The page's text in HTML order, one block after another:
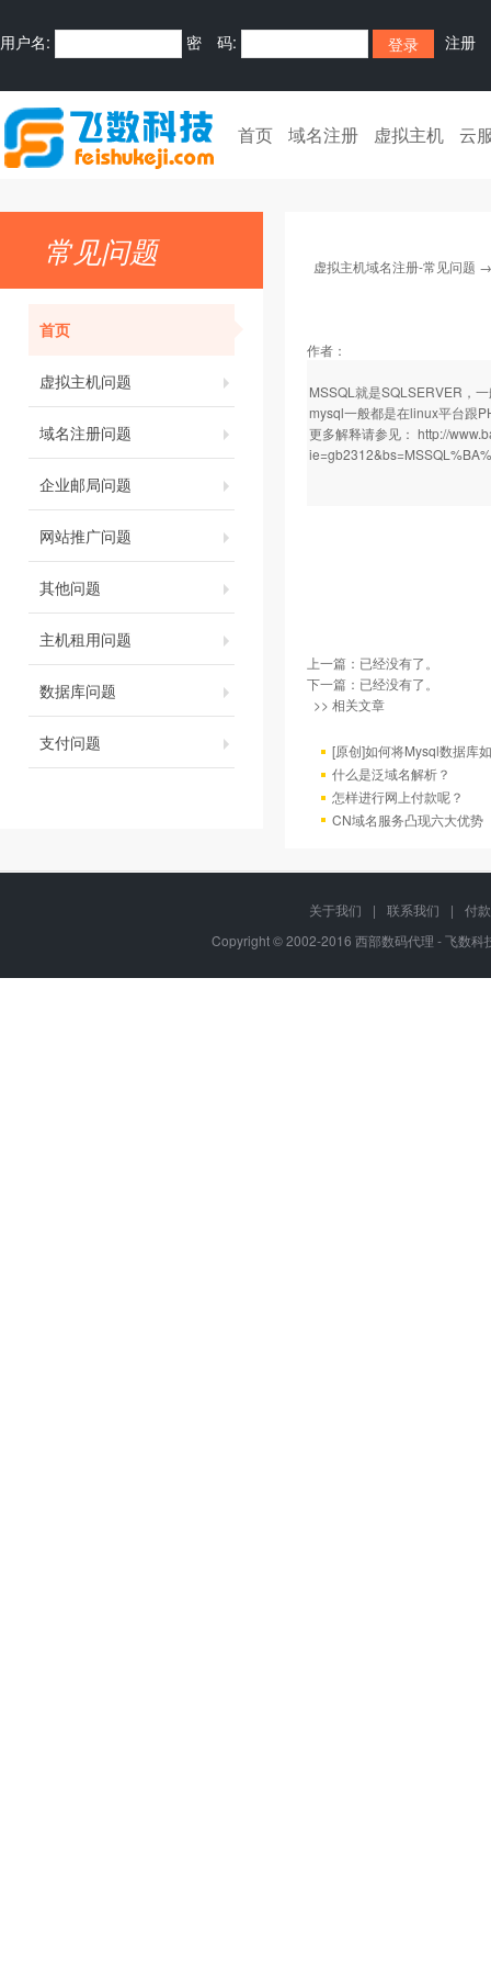
用户名: 密 码: 注册
首页 域名注册 虚拟主机 云
常见问题
首页
虚拟主机问题
域名注册问题
企业邮局问题
网站推广问题
其他问题
主机租用问题
数据库问题
支付问题
虚拟主机域名注册-常见问题
作者：
MSSQL就是SQLSERVER，
mysql一般都是在linux平台跟
更多解释请参见： http://
上一篇：已经没有了。
下一篇：已经没有了。
>> 相关文章
[原创]如何将Mysql数据库
什么是泛域名解析？
怎样进行网上付款呢？
CN域名服务凸现六大优势
关于我们 | 联系我们 |
付
Copyright © 2002-2016 西部数码代理 - 飞数